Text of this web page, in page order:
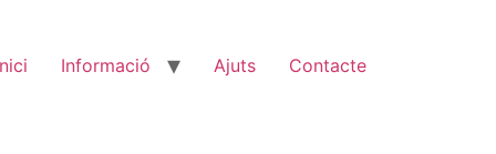
Informació Ajuts Contacte